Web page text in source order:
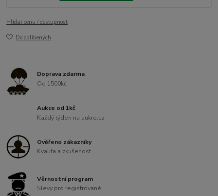
Hlídat cenu / dostupnost
Do oblíbených
Doprava zdarma
Od 1500kč
Aukce od 1kč
Každý týden na aukro.cz
Ověřeno zákazníky
Kvalita a zkušenost
Věrnostní program
Slevy pro registrované